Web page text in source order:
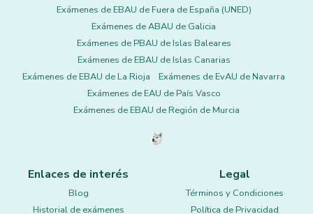
Exámenes de EBAU de Fuera de España (UNED)
Exámenes de ABAU de Galicia
Exámenes de PBAU de Islas Baleares
Exámenes de EBAU de Islas Canarias
Exámenes de EBAU de La Rioja
Exámenes de EvAU de Navarra
Exámenes de EAU de País Vasco
Exámenes de EBAU de Región de Murcia
Enlaces de interés
Blog
Historial de exámenes
Legal
Términos y Condiciones
Política de Privacidad